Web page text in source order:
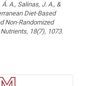
A., Salinas, J. A., &
Diet-Based
Non-Randomized
18(7), 1073.